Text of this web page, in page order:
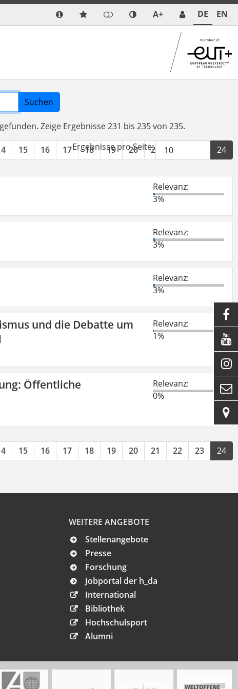
A+ DE EN
Suchen
Zeige Ergebnisse 231 bis 235 von 235.
15 16 17 18 19 20 21 22 24
Ergebnisse pro Seite:
Relevanz:
3%
Relevanz:
3%
Relevanz:
3%
und die Debatte um
Relevanz:
1%
Öffentliche
Relevanz:
0%
15 16 17 18 19 20 21 22 23 24
WEITERE ANGEBOTE
Stellenangebote
Presse
Forschung
Jobportal der h_da
International
Bibliothek
Hochschulsport
Alumni




